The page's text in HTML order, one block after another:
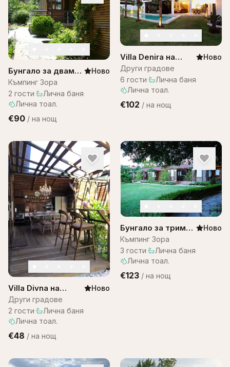
Бунгало за двама–
къмпинг ЗОРА
Ново
Къмпинг Зора
2 гости· Лична баня·
Лична тоал.
€90 / на нощ
Villa Denira на
Остров Бали
Ново
Други градове
6 гости· Лична баня·
Лична тоал.
€102 / на нощ
Villa Divna на
Остров Бали
Ново
Други градове
2 гости· Лична баня·
Лична тоал.
€48 / на нощ
Бунгало за трима
– къмпинг Зора
Ново
Къмпинг Зора
3 гости· Лична баня·
Лична тоал.
€123 / на нощ